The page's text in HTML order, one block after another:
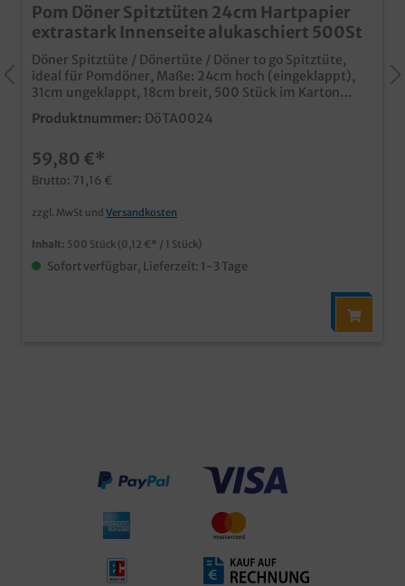
Pom Döner Spitztüten 24cm Hartpapier
extrastark Innenseite alukaschiert 500St
Döner Spitztüte / Dönertüte / Döner to go Spitztüte,
ideal für Pomdöner, Maße: 24cm hoch (eingeklappt),
31cm ungeklappt, 18cm breit, 500 Stück im Karton
Alukaschierte Innenseite für bestmögliches
Warmhalten Fettdicht und lebensmittelecht
Geschäft mit der berühmten Spezialität
Produktnummer: DöTA0024
59,80 €*
Brutto: 71,16 €
zzgl. MwSt und Versandkosten
Inhalt: 500 Stück (0,12 €* / 1 Stück)
Sofort verfügbar, Lieferzeit: 1-3 Tage